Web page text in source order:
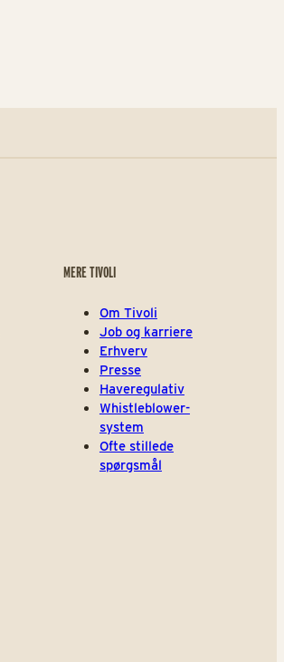
MERE TIVOLI
Om Tivoli
Job og karriere
Erhverv
Presse
Haveregulativ
Whistleblower-
system
Ofte stillede
spørgsmål